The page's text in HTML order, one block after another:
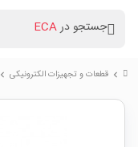
جستجو درECA
chevron_right قطعات و تجهیزات الکترونیکی chevron_right